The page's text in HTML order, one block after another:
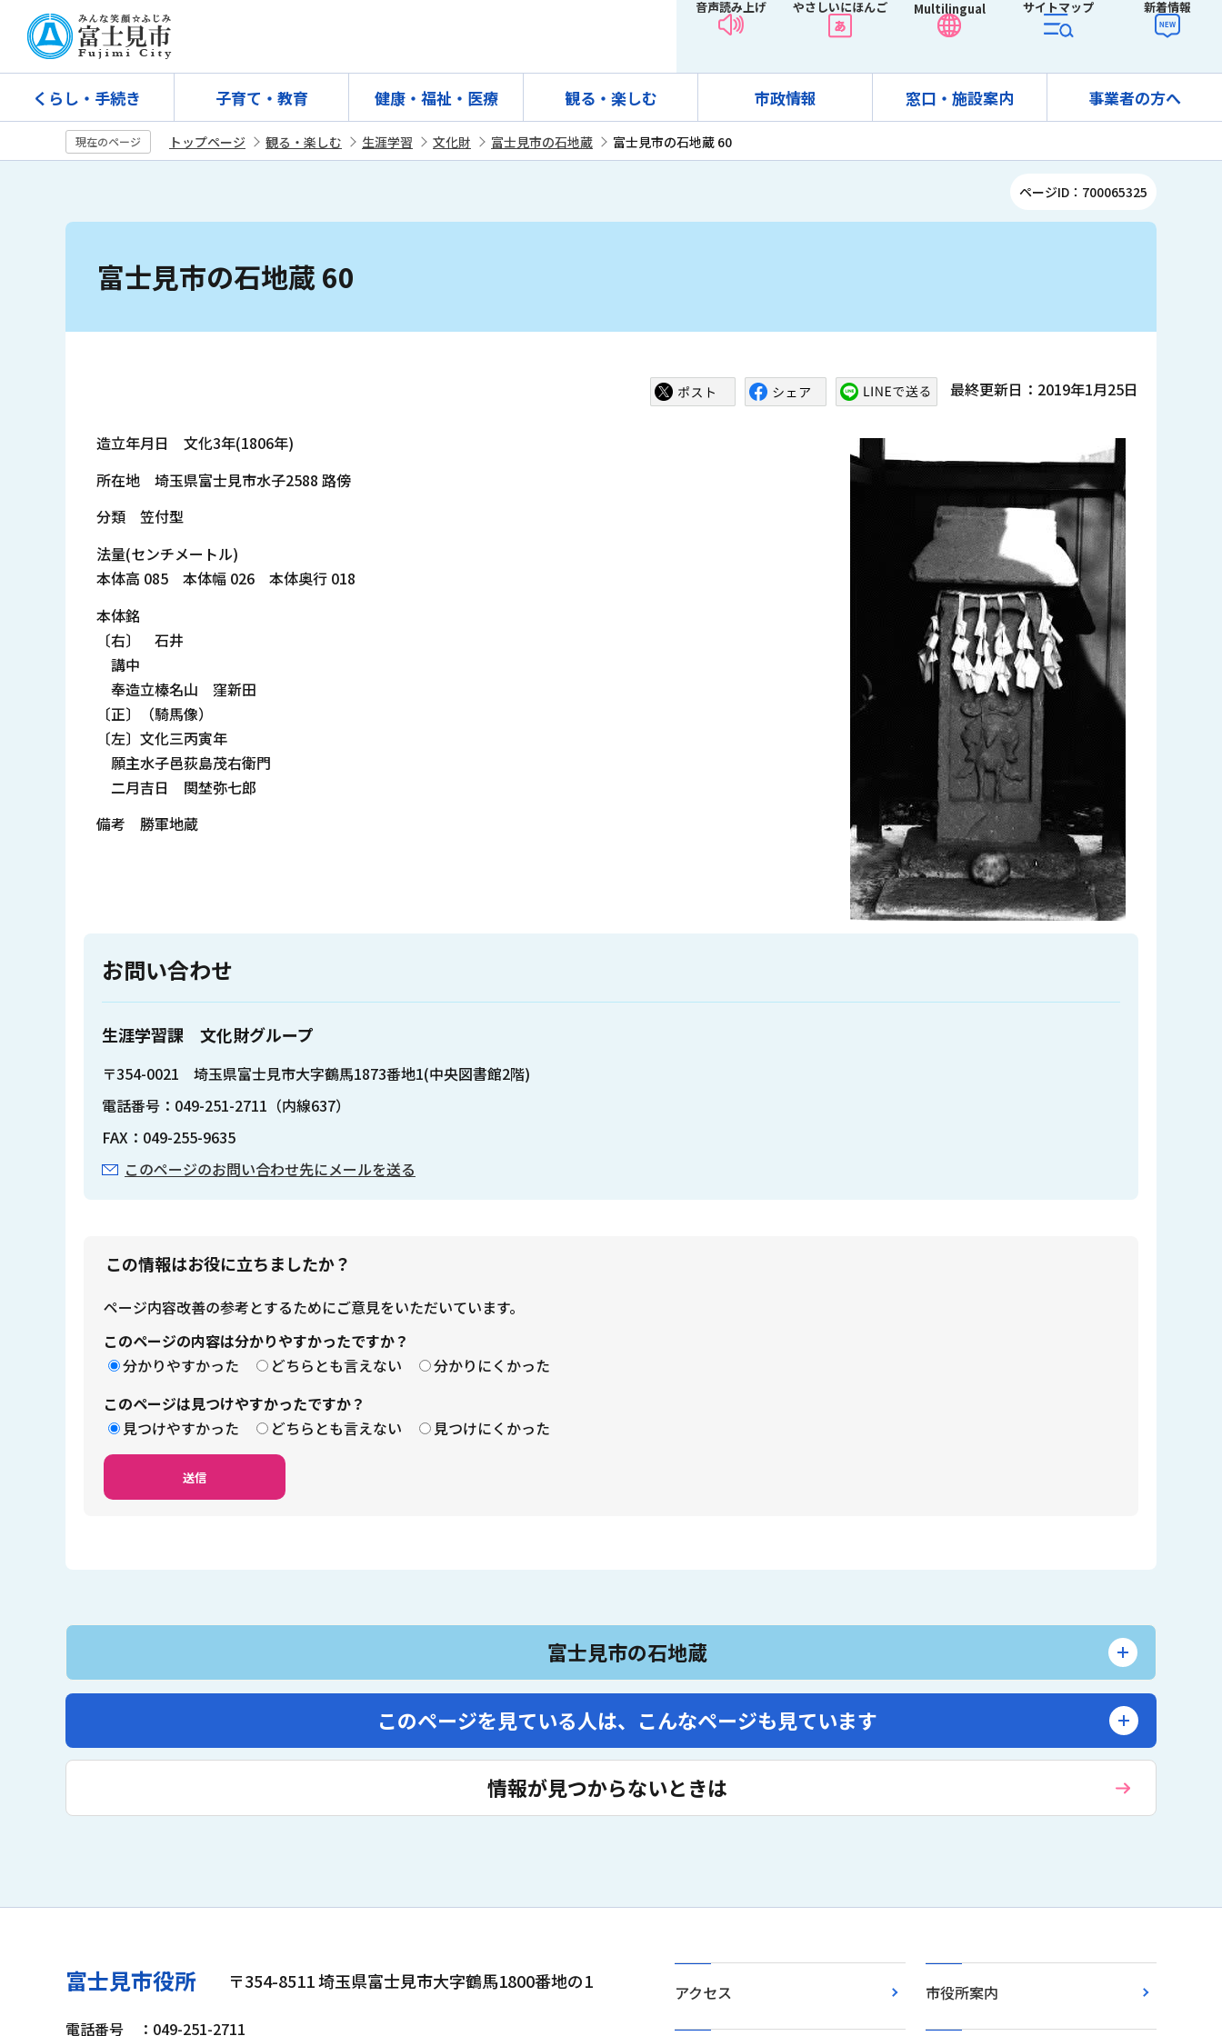
先
音声読み上げ やさしいにほんご Multilingual サイトマップ 新着情報
くらし・手続き 子育て・教育 健康・福祉・医療 観る・楽しむ 市政情報 窓口・施設案内 事業者の方へ
現在のページ トップページ 観る・楽しむ 生涯学習 文化財 富士見市の石地蔵 富士見市の石地蔵 60
ページID：700065325
富士見市の石地蔵 60
最終更新日：2019年1月25日
造立年月日 文化3年(1806年)
所在地 埼玉県富士見市水子2588 路傍
分類 笠付型
法量(センチメートル)
本体高 085 本体幅 026 本体奥行 018
本体銘
〔右〕 石井
講中
奉造立榛名山 窪新田
〔正〕（騎馬像）
〔左〕文化三丙寅年
願主水子邑荻島茂右衛門
二月吉日 関埜弥七郎
備考 勝軍地蔵
お問い合わせ
生涯学習課 文化財グループ
〒354-0021 埼玉県富士見市大字鶴馬1873番地1(中央図書館2階)
電話番号：049-251-2711（内線637）
FAX：049-255-9635
このページのお問い合わせ先にメールを送る
この情報はお役に立ちましたか？
ページ内容改善の参考とするためにご意見をいただいています。
このページの内容は分かりやすかったですか？
分かりやすかった
どちらとも言えない
分かりにくかった
このページは見つけやすかったですか？
見つけやすかった
どちらとも言えない 見つけにくかった
富士見市の石地蔵
このページを見ている人は、 こんなページも見ています
情報が見つからないときは
富士見市役所 〒354-8511 埼玉県富士見市大字鶴馬1800番地の1
電話番号 ：049-251-2711
アクセス 市役所案内